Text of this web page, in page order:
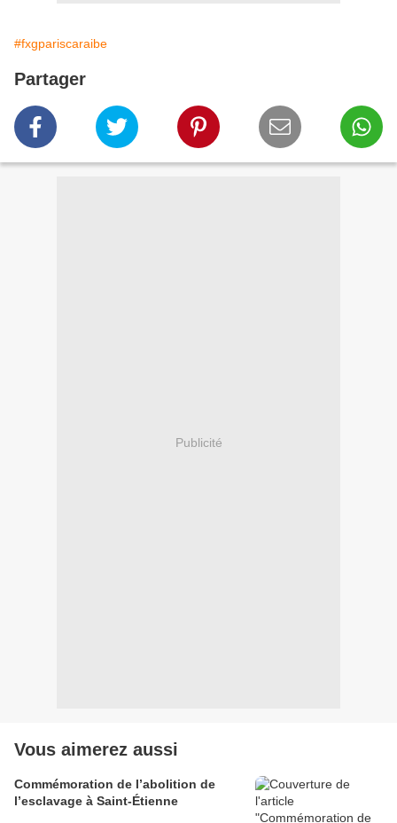
#fxgpariscaraibe
Partager
Publicité
Vous aimerez aussi
Commémoration de l’abolition de
l’esclavage à Saint-Étienne